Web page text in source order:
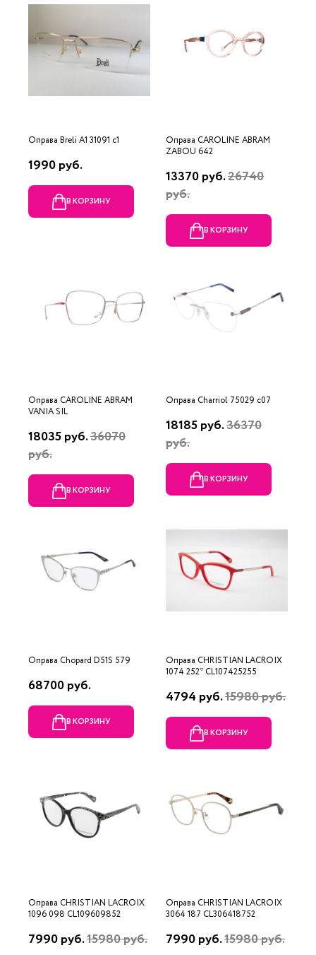
Оправа Breli A1 31091 c1
1990 руб.
В КОРЗИНУ
Оправа CAROLINE ABRAM
ZABOU 642
13370 руб.26740
руб.
В КОРЗИНУ
Оправа CAROLINE ABRAM
VANIA SIL
18035 руб.36070
руб.
В КОРЗИНУ
Оправа Charriol 75029 c07
18185 руб.36370
руб.
В КОРЗИНУ
Оправа Chopard D51S 579
68700 руб.
В КОРЗИНУ
Оправа CHRISTIAN LACROIX
1074 252* CL107425255
4794 руб.15980 руб.
В КОРЗИНУ
Оправа CHRISTIAN LACROIX
1096 098 CL109609852
7990 руб.15980 руб.
Оправа CHRISTIAN LACROIX
3064 187 CL306418752
7990 руб.15980 руб.